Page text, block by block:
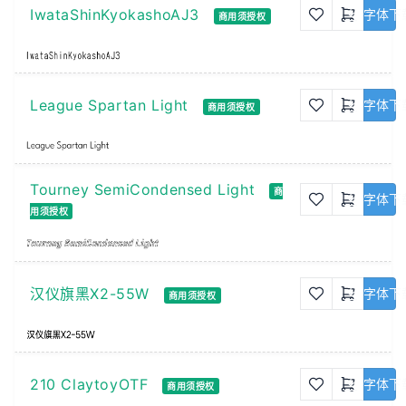
IwataShinKyokashoAJ3 商用须授权 字体下
League Spartan Light 商用须授权 字体下
Tourney SemiCondensed Light
商
用须授权
字体下
汉仪旗黑X2-55W 商用须授权 字体下
210 ClaytoyOTF 商用须授权 字体下